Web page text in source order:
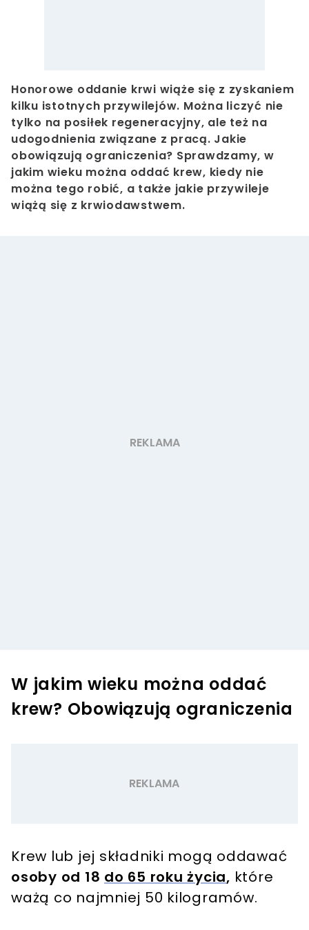
Honorowe oddanie krwi wiąże się z zyskaniem
kilku istotnych przywilejów. Można liczyć nie
tylko na posiłek regeneracyjny, ale też na
udogodnienia związane z pracą. Jakie
obowiązują ograniczenia? Sprawdzamy, w
jakim wieku można oddać krew, kiedy nie
można tego robić, a także jakie przywileje
wiążą się z krwiodawstwem.
W jakim wieku można oddać
krew? Obowiązują ograniczenia
Krew lub jej składniki mogą oddawać
osoby od 18 do 65 roku życia, które
ważą co najmniej 50 kilogramów.